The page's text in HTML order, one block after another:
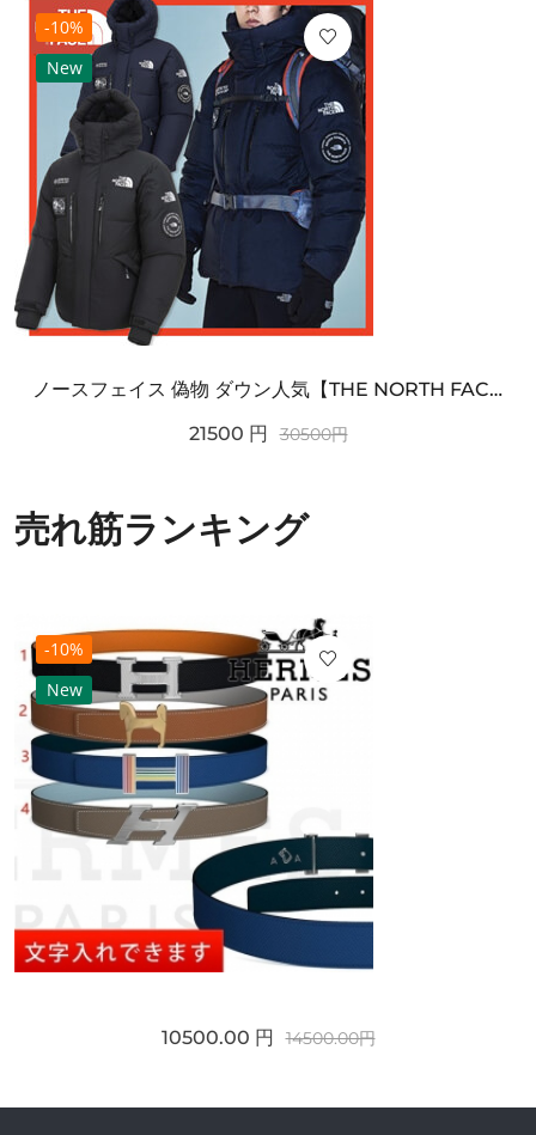
-10%
New
ノースフェイス 偽物 ダウン人気【THE NORTH FACE】M'S 7 SUMMIT HIM...
21500 円 30500円
売れ筋ランキング
-10%
New
10500.00 円 14500.00円